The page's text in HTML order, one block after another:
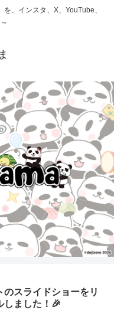
、インスタ、X、YouTube、
のスライドショーをリ
しました！🎉